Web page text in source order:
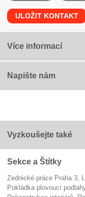
ULOŽIT KONTAKT
Více informací
Napište nám
Vyzkoušejte také
Sekce a Štítky
Zednické práce Praha 3
pokládka plovoucí